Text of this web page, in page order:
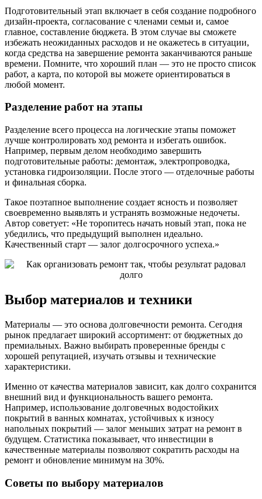
Подготовительный этап включает в себя создание подробного
дизайн-проекта, согласование с членами семьи и, самое
главное, составление бюджета. В этом случае вы сможете
избежать неожиданных расходов и не окажетесь в ситуации,
когда средства на завершение ремонта заканчиваются раньше
времени. Помните, что хороший план — это не просто список
работ, а карта, по которой вы можете ориентироваться в
любой момент.
Разделение работ на этапы
Разделение всего процесса на логические этапы поможет
лучше контролировать ход ремонта и избегать ошибок.
Например, первым делом необходимо завершить
подготовительные работы: демонтаж, электропроводка,
установка гидроизоляции. После этого — отделочные работы
и финальная сборка.
Такое поэтапное выполнение создает ясность и позволяет
своевременно выявлять и устранять возможные недочеты.
Автор советует: «Не торопитесь начать новый этап, пока не
убедились, что предыдущий выполнен идеально.
Качественный старт — залог долгосрочного успеха.»
Выбор материалов и техники
Материалы — это основа долговечности ремонта. Сегодня
рынок предлагает широкий ассортимент: от бюджетных до
премиальных. Важно выбирать проверенные бренды с
хорошей репутацией, изучать отзывы и технические
характеристики.
Именно от качества материалов зависит, как долго сохранится
внешний вид и функциональность вашего ремонта.
Например, использование долговечных водостойких
покрытий в ванных комнатах, устойчивых к износу
напольных покрытий — залог меньших затрат на ремонт в
будущем. Статистика показывает, что инвестиции в
качественные материалы позволяют сократить расходы на
ремонт и обновление минимум на 30%.
Советы по выбору материалов